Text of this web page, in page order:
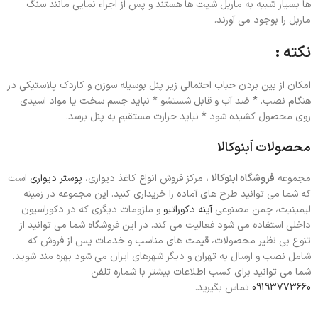
ها بسیار شبیه به ماربل شیت ها هستند و پس از اجراء نمایی مانند سنگ
ماربل را بوجود می آورند.
نکته :
امکان از بین بردن حباب احتمالی زیر پنل بوسیله سوزن و کاردک پلاستیکی در
هنگام نصب. * ضد آب و قابل شستشو * نباید جسم سخت یا مواد اسیدی
روی محصول کشیده شود * نباید حرارت مستقیم به پنل برسد.
محصولات اَبنوکالا
مجموعه فروشگاه ابنوکالا ، مرکز فروش انواع کاغذ دیواری، پوستر دیواری است
که شما می توانید طرح های آماده را خریداری کنید. این مجموعه در زمینه
لیمینیت، چمن مصنوعی آینه دکوراتیو و ملزومات دیگری که در دکوراسیون
داخلی استفاده می شود فعالیت می کند. در این فروشگاه شما می توانید از
تنوع بی نظیر محصولات، قیمت های مناسب و خدمات پس از فروش که
شامل نصب و ارسال به تهران و دیگر شهرهای ایران می شود بهره مند شوید.
شما می توانید برای کسب اطلاعات بیشتر با شماره تلفن
09193773660تماس بگیرید.